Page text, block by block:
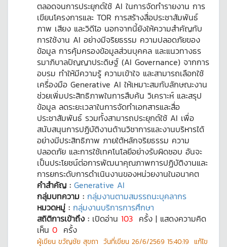
ตลอดจนการประยุกต์ใช้ AI ในการจัดทำรายงาน การ
เขียนโครงการและ TOR การสร้างสื่อประชาสัมพันธ์
ภาพ เสียง และวิดีโอ นอกจากนี้ยังให้ความสำคัญกับ
การใช้งาน AI อย่างมีจริยธรรม ความปลอดภัยของ
ข้อมูล การคุ้มครองข้อมูลส่วนบุคคล และแนวทางธร
รมาภิบาลปัญญาประดิษฐ์ (AI Governance) จากการ
อบรม ทำให้มีความรู้ ความเข้าใจ และสามารถเลือกใช้
เครื่องมือ Generative AI ให้เหมาะสมกับลักษณะงาน
ช่วยเพิ่มประสิทธิภาพในการสืบค้น วิเคราะห์ และสรุป
ข้อมูล ลดระยะเวลาในการจัดทำเอกสารและสื่อ
ประชาสัมพันธ์ รวมทั้งสามารถประยุกต์ใช้ AI เพื่อ
สนับสนุนการปฏิบัติงานด้านวิชาการและงานบริหารได้
อย่างมีประสิทธิภาพ ภายใต้หลักจริยธรรม ความ
ปลอดภัย และการใช้เทคโนโลยีอย่างรับผิดชอบ อันจะ
เป็นประโยชน์ต่อการพัฒนาคุณภาพการปฏิบัติงานและ
การยกระดับการดำเนินงานของหน่วยงานในอนาคต
คำสำคัญ : Generative AI
กลุ่มบทความ : กลุ่มงานตามสมรรถนะบุคลากร
หมวดหมู่ : กลุ่มงานบริการการศึกษา
สถิติการเข้าถึง : เปิดอ่าน 103 ครั้ง | แสดงความคิด
เห็น 0 ครั้ง
ผู้เขียน ขวัญชัย สุขถา วันที่เขียน 26/6/2569 15:40:19 แก้ไข